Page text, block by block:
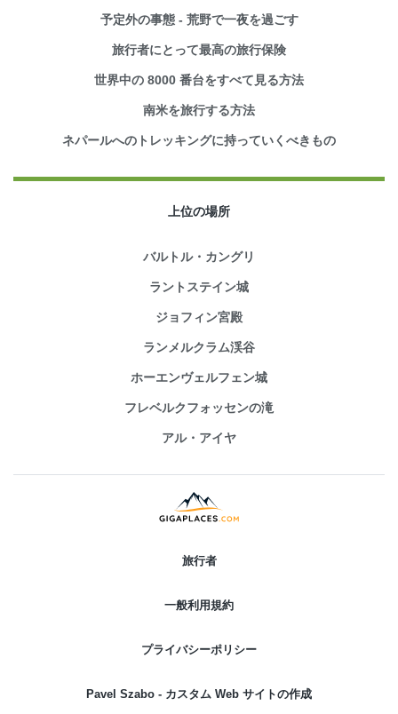
予定外の事態 - 荒野で一夜を過ごす
旅行者にとって最高の旅行保険
世界中の 8000 番台をすべて見る方法
南米を旅行する方法
ネパールへのトレッキングに持っていくべきもの
上位の場所
バルトル・カングリ
ラントステイン城
ジョフィン宮殿
ランメルクラム渓谷
ホーエンヴェルフェン城
フレベルクフォッセンの滝
アル・アイヤ
旅行者
一般利用規約
プライバシーポリシー
Pavel Szabo - カスタム Web サイトの作成